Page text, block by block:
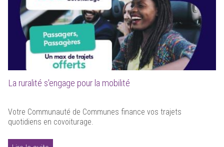
La ruralité s'engage pour la mobilité
Votre Communauté de Communes finance vos trajets
quotidiens en covoiturage.